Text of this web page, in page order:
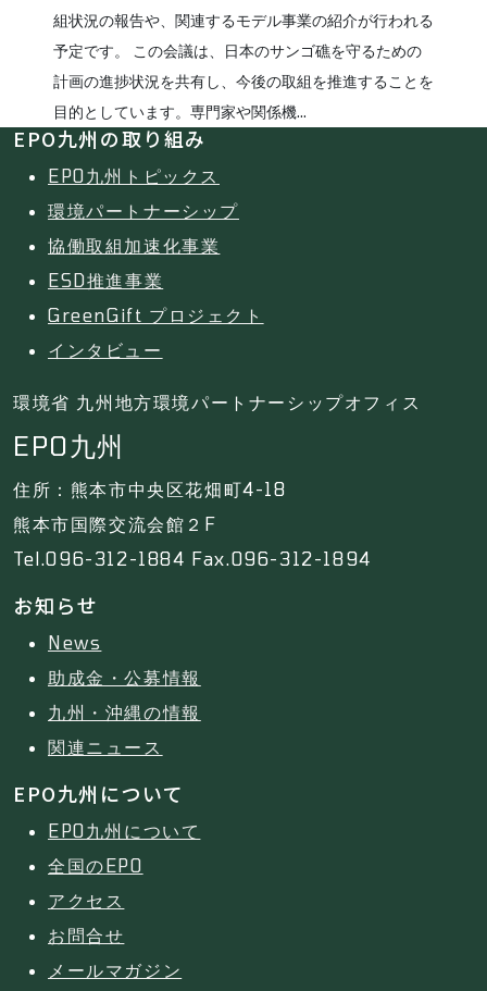
組状況の報告や、関連するモデル事業の紹介が行われる
予定です。 この会議は、日本のサンゴ礁を守るための
計画の進捗状況を共有し、今後の取組を推進することを
目的としています。専門家や関係機...
EPO九州の取り組み
EPO九州トピックス
環境パートナーシップ
協働取組加速化事業
ESD推進事業
GreenGift プロジェクト
インタビュー
環境省 九州地方環境パートナーシップオフィス
EPO九州
住所：熊本市中央区花畑町4-18
熊本市国際交流会館２F
Tel.096-312-1884 Fax.096-312-1894
お知らせ
News
助成金・公募情報
九州・沖縄の情報
関連ニュース
EPO九州について
EPO九州について
全国のEPO
アクセス
お問合せ
メールマガジン